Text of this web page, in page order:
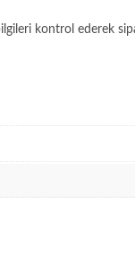
kontrol ederek